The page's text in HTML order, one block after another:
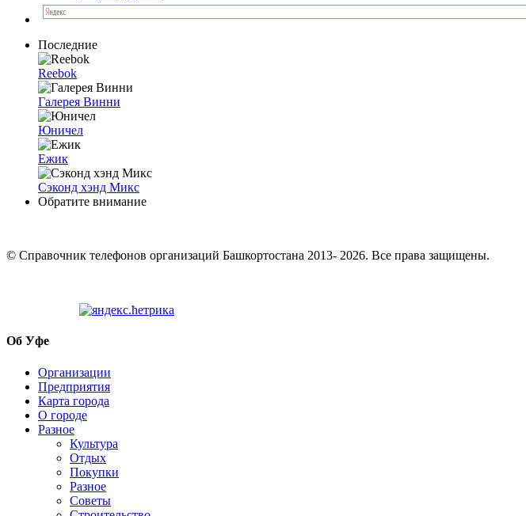
Последние
Reebok
Галерея Винни
Юничел
Ежик
Сэконд хэнд Микс
Обратите внимание
© Cправочник телефонов организаций Башкортостана 2013- 2026. Все права защищены.
Об Уфе
Организации
Предприятия
Карта города
О городе
Разное
Культура
Отдых
Покупки
Разное
Советы